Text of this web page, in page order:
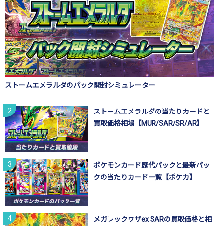
ストームエメラルダのパック開封シミュレーター
ストームエメラルダの当たりカードと
買取価格相場【MUR/SAR/SR/AR】
ポケモンカード歴代パックと最新パッ
クの当たりカード一覧【ポケカ】
メガレックウザex SARの買取価格と相